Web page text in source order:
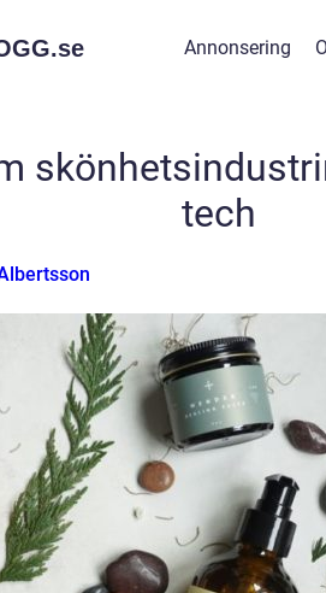
se Annonsering
tech